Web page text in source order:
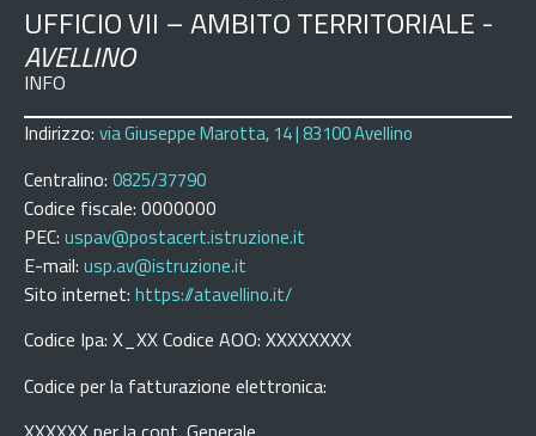
UFFICIO VII – AMBITO TERRITORIALE -
AVELLINO
INFO
Indirizzo: via Giuseppe Marotta, 14 | 83100 Avellino
Centralino: 0825/37790
Codice fiscale: 0000000
PEC: uspav@postacert.istruzione.it
E-mail: usp.av@istruzione.it
Sito internet: https://atavellino.it/
Codice Ipa: X_XX Codice AOO: XXXXXXXX
Codice per la fatturazione elettronica: